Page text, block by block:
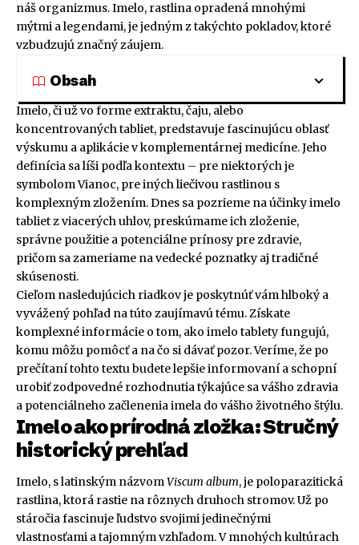
náš organizmus. Imelo, rastlina opradená mnohými
mýtmi a legendami, je jedným z takýchto pokladov, ktoré
vzbudzujú značný záujem.
Obsah
Imelo, či už vo forme extraktu, čaju, alebo
koncentrovaných tabliet, predstavuje fascinujúcu oblasť
výskumu a aplikácie v komplementárnej medicíne. Jeho
definícia sa líši podľa kontextu – pre niektorých je
symbolom Vianoc, pre iných liečivou rastlinou s
komplexným zložením. Dnes sa pozrieme na účinky imelo
tabliet z viacerých uhlov, preskúmame ich zloženie,
správne použitie a potenciálne prínosy pre zdravie,
pričom sa zameriame na vedecké poznatky aj tradičné
skúsenosti.
Cieľom nasledujúcich riadkov je poskytnúť vám hlboký a
vyvážený pohľad na túto zaujímavú tému. Získate
komplexné informácie o tom, ako imelo tablety fungujú,
komu môžu pomôcť a na čo si dávať pozor. Veríme, že po
prečítaní tohto textu budete lepšie informovaní a schopní
urobiť zodpovedné rozhodnutia týkajúce sa vášho zdravia
a potenciálneho začlenenia imela do vášho životného štýlu.
Imelo ako prírodná zložka: Stručný
historický prehľad
Imelo, s latinským názvomViscum album, je poloparazitická
rastlina, ktorá rastie na rôznych druhoch stromov. Už po
stáročia fascinuje ľudstvo svojimi jedinečnými
vlastnosťami a tajomným vzhľadom. V mnohých kultúrach